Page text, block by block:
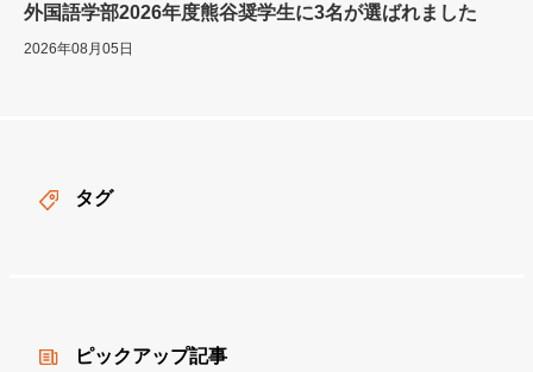
外国語学部2026年度熊谷奨学生に3名が選ばれました
2026年08月05日
タグ
ピックアップ記事